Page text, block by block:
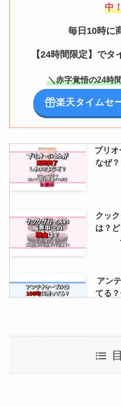
中
毎日10時に
【24時間限定】で
＼赤字覚悟の24時
楽天タイムセ
プリ
なぜ
クッ
は？
アン
てる
って